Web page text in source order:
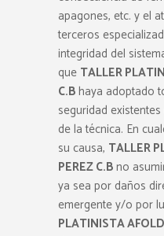
apagones, etc. y el
terceros
integridad del
que TALLER
C.Bhaya adoptado
seguridad
de la técnica. En
su causa, TALLER
PEREZ C.Bno
ya sea por daños
emergente y/o por
PLATINISTA